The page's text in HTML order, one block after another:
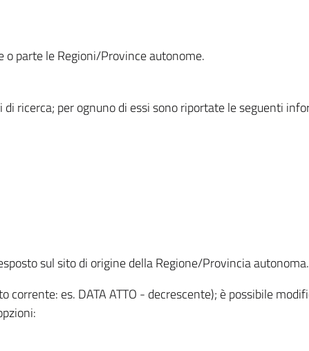
parte le Regioni/Province autonome.
ricerca; per ognuno di essi sono riportate le seguenti
sul sito di origine della Regione/Provincia autonoma.
es. DATA ATTO - decrescente); è possibile